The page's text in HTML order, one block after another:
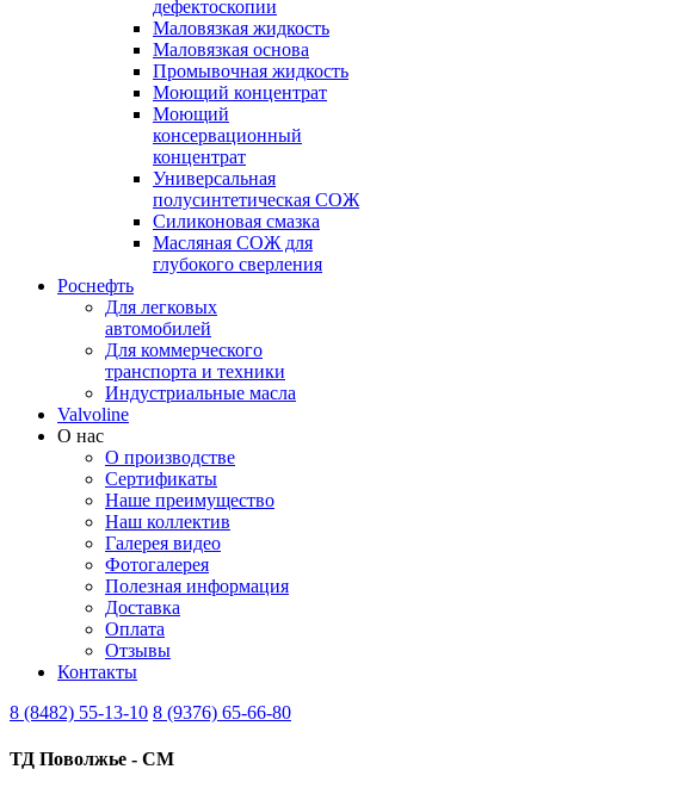
дефектоскопии
Маловязкая жидкость
Маловязкая основа
Промывочная жидкость
Моющий концентрат
Моющий
консервационный
концентрат
Универсальная
полусинтетическая СОЖ
Силиконовая смазка
⁣Масляная СОЖ для
глубокого сверления
Роснефть
Для легковых
автомобилей
Для коммерческого
транспорта и техники
Индустриальные масла
Valvoline
О нас
О производстве
Сертификаты
Наше преимущество
Наш коллектив
Галерея видео
Фотогалерея
Полезная информация
Доставка
Оплата
Отзывы
Контакты
8 (8482) 55-13-10 8 (9376) 65-66-80
ТД Поволжье - СМ